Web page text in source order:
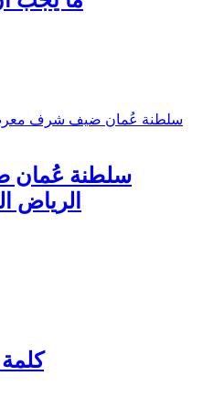
سلطنة
الرياض
(أدب)